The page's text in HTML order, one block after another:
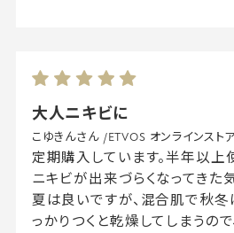
大人ニキビに
こゆきんさん /ETVOS オンラインストア
定期購入しています。半年以上
ニキビが出来づらくなってきた
夏は良いですが、混合肌で秋冬
っかりつくと乾燥してしまうの